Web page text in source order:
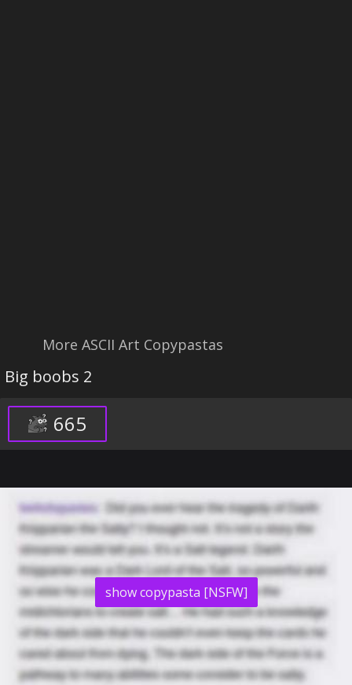
More ASCII Art Copypastas
Big boobs 2
665
show copypasta [NSFW]